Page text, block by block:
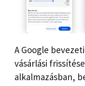
A Google
vásárlási
alkalmazásban,